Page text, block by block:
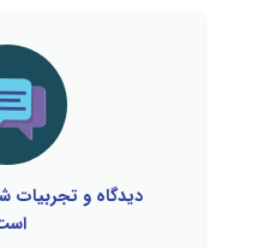
دیدگاه و تجربیات